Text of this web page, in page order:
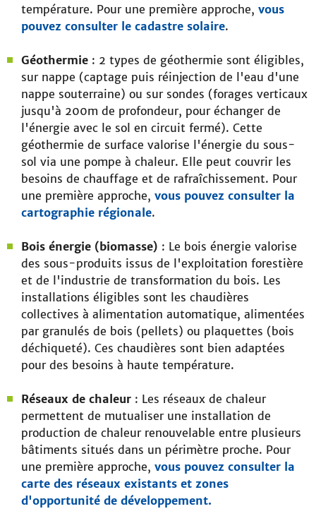
température. Pour une première approche, vous
pouvez consulter le cadastre solaire.
Géothermie : 2 types de géothermie sont éligibles,
sur nappe (captage puis réinjection de l'eau d'une
nappe souterraine) ou sur sondes (forages verticaux
jusqu'à 200m de profondeur, pour échanger de
l'énergie avec le sol en circuit fermé). Cette
géothermie de surface valorise l'énergie du sous-
sol via une pompe à chaleur. Elle peut couvrir les
besoins de chauffage et de rafraîchissement. Pour
une première approche, vous pouvez consulter la
cartographie régionale.
Bois énergie (biomasse) : Le bois énergie valorise
des sous-produits issus de l'exploitation forestière
et de l'industrie de transformation du bois. Les
installations éligibles sont les chaudières
collectives à alimentation automatique, alimentées
par granulés de bois (pellets) ou plaquettes (bois
déchiqueté). Ces chaudières sont bien adaptées
pour des besoins à haute température.
Réseaux de chaleur : Les réseaux de chaleur
permettent de mutualiser une installation de
production de chaleur renouvelable entre plusieurs
bâtiments situés dans un périmètre proche. Pour
une première approche, vous pouvez consulter la
carte des réseaux existants et zones
d'opportunité de développement.